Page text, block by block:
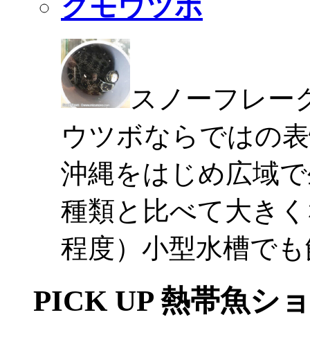
クモウツボ
スノーフレー
ウツボならではの
沖縄をはじめ広域
種類と比べて大き
程度）小型水槽で
PICK UP 熱帯魚シ